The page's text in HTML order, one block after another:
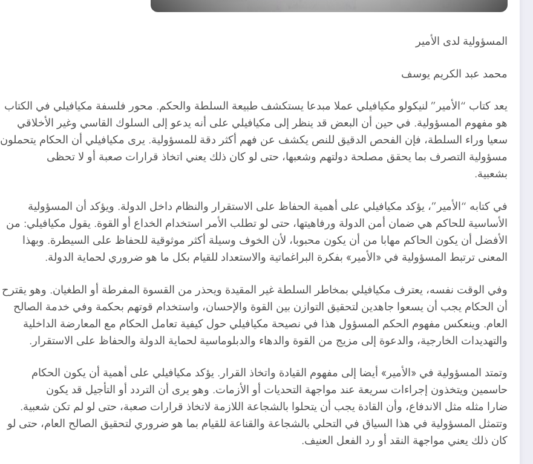
المسؤولية لدى الأمير
محمد عبد الكريم يوسف
يعد كتاب “الأمير” لنيكولو مكيافيلي عملا مبدعا يستكشف طبيعة السلطة والحكم. محور فلسفة مكيافيلي في الكتاب
هو مفهوم المسؤولية. في حين أن البعض قد ينظر إلى مكيافيلي على أنه يدعو إلى السلوك القاسي وغير الأخلاقي
سعيا وراء السلطة، فإن الفحص الدقيق للنص يكشف عن فهم أكثر دقة للمسؤولية. يرى مكيافيلي أن الحكام يتحملون
مسؤولية التصرف بما يحقق مصلحة دولتهم وشعبها، حتى لو كان ذلك يعني اتخاذ قرارات صعبة أو لا تحظى
بشعبية.
في كتابه “الأمير”، يؤكد مكيافيلي على أهمية الحفاظ على الاستقرار والنظام داخل الدولة. ويؤكد أن المسؤولية
الأساسية للحاكم هي ضمان أمن الدولة ورفاهيتها، حتى لو تطلب الأمر استخدام الخداع أو القوة. يقول مكيافيلي: من
الأفضل أن يكون الحاكم مهابا من أن يكون محبوبا، لأن الخوف وسيلة أكثر موثوقية للحفاظ على السيطرة. وبهذا
المعنى ترتبط المسؤولية في «الأمير» بفكرة البراغماتية والاستعداد للقيام بكل ما هو ضروري لحماية الدولة.
وفي الوقت نفسه، يعترف مكيافيلي بمخاطر السلطة غير المقيدة ويحذر من القسوة المفرطة أو الطغيان. وهو يقترح
أن الحكام يجب أن يسعوا جاهدين لتحقيق التوازن بين القوة والإحسان، واستخدام قوتهم بحكمة وفي خدمة الصالح
العام. وينعكس مفهوم الحكم المسؤول هذا في نصيحة مكيافيلي حول كيفية تعامل الحكام مع المعارضة الداخلية
والتهديدات الخارجية، والدعوة إلى مزيج من القوة والدهاء والدبلوماسية لحماية الدولة والحفاظ على الاستقرار.
وتمتد المسؤولية في «الأمير» أيضا إلى مفهوم القيادة واتخاذ القرار. يؤكد مكيافيلي على أهمية أن يكون الحكام
حاسمين ويتخذون إجراءات سريعة عند مواجهة التحديات أو الأزمات. وهو يرى أن التردد أو التأجيل قد يكون
ضارا مثله مثل الاندفاع، وأن القادة يجب أن يتحلوا بالشجاعة اللازمة لاتخاذ قرارات صعبة، حتى لو لم تكن شعبية.
وتتمثل المسؤولية في هذا السياق في التحلي بالشجاعة والقناعة للقيام بما هو ضروري لتحقيق الصالح العام، حتى لو
كان ذلك يعني مواجهة النقد أو رد الفعل العنيف.